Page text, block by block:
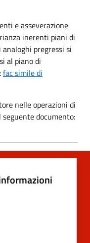
e asseverazione
inerenti piani di
pregressi si
al piano di
fac simile di
nelle operazioni di
documento: